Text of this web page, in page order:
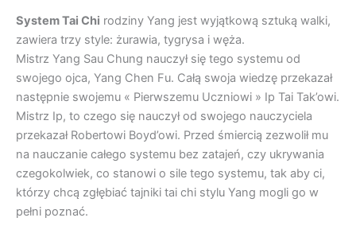
System Tai Chi rodziny Yang jest wyjątkową sztuką walki,
zawiera trzy style: żurawia, tygrysa i węża.
Mistrz Yang Sau Chung nauczył się tego systemu od
swojego ojca, Yang Chen Fu. Całą swoja wiedzę przekazał
następnie swojemu « Pierwszemu Uczniowi » Ip Tai Tak’owi.
Mistrz Ip, to czego się nauczył od swojego nauczyciela
przekazał Robertowi Boyd’owi. Przed śmiercią zezwolił mu
na nauczanie całego systemu bez zatajeń, czy ukrywania
czegokolwiek, co stanowi o sile tego systemu, tak aby ci,
którzy chcą zgłębiać tajniki tai chi stylu Yang mogli go w
pełni poznać.